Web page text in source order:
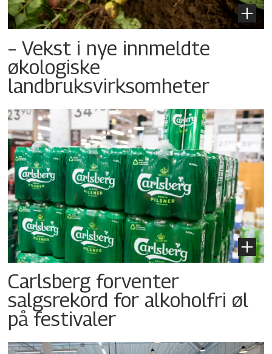
– Vekst i nye innmeldte
økologiske
landbruksvirksomheter
Carlsberg forventer
salgsrekord for alkoholfri øl
på festivaler